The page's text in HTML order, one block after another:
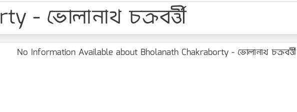
- ভোলানাথ চক্রবর্ত্তী
No Information Available about Bholanath Chakraborty - ভোলানাথ চক্রবর্ত্তী